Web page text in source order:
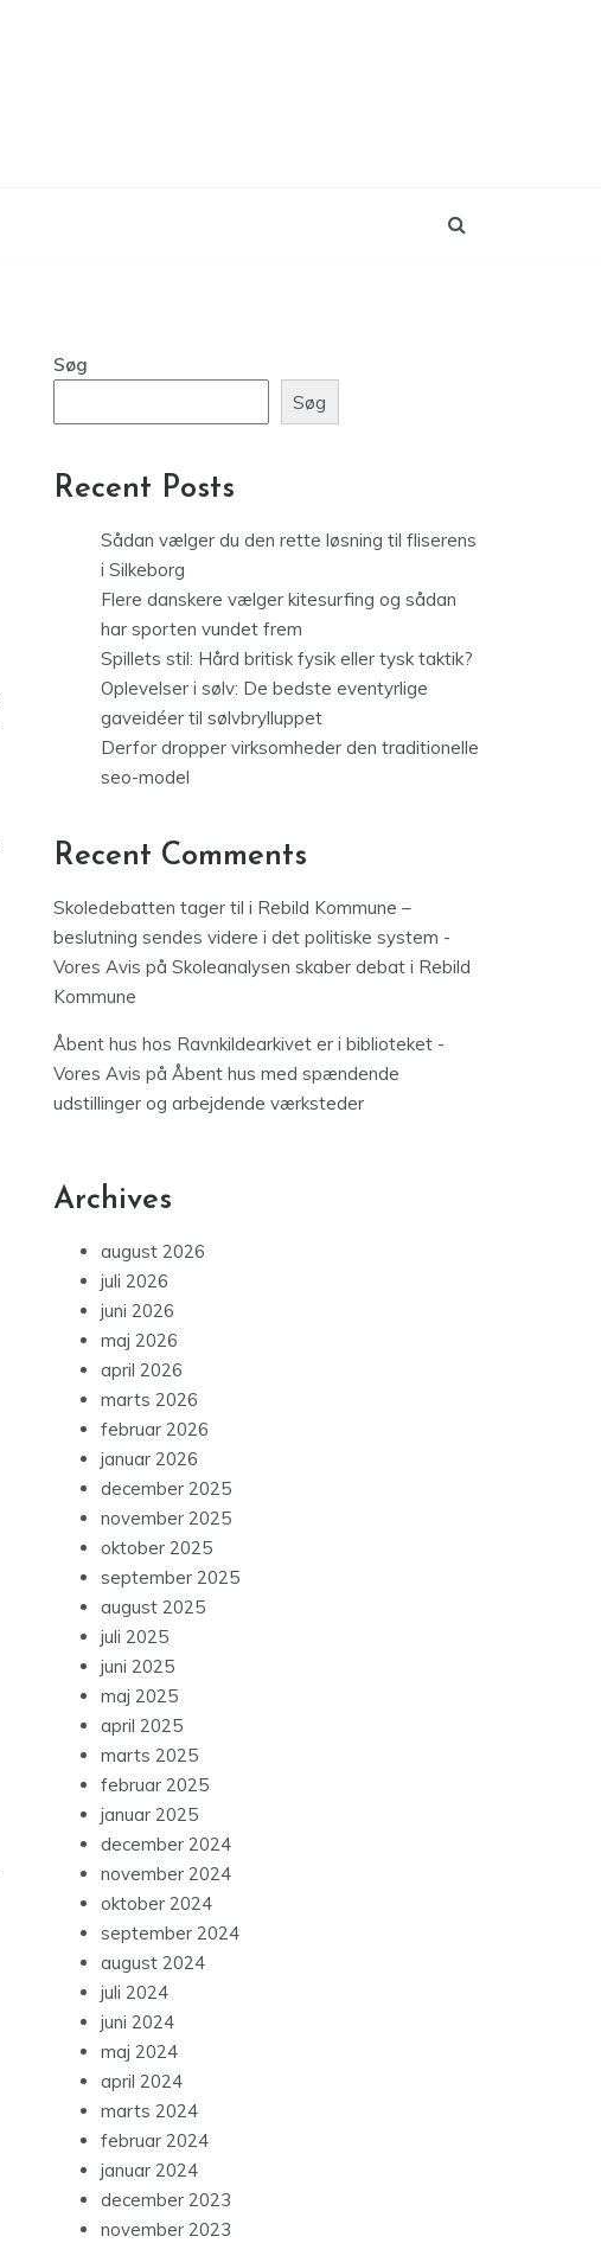
Søg
Søg
Recent Posts
Sådan vælger du den rette løsning til fliserens
i Silkeborg
Flere danskere vælger kitesurfing og sådan
har sporten vundet frem
Spillets stil: Hård britisk fysik eller tysk taktik?
Oplevelser i sølv: De bedste eventyrlige
gaveidéer til sølvbrylluppet
Derfor dropper virksomheder den traditionelle
seo-model
Recent Comments
Skoledebatten tager til i Rebild Kommune –
beslutning sendes videre i det politiske system -
Vores Avis på Skoleanalysen skaber debat i Rebild
Kommune
Åbent hus hos Ravnkildearkivet er i biblioteket -
Vores Avis på Åbent hus med spændende
udstillinger og arbejdende værksteder
Archives
august 2026
juli 2026
juni 2026
maj 2026
april 2026
marts 2026
februar 2026
januar 2026
december 2025
november 2025
oktober 2025
september 2025
august 2025
juli 2025
juni 2025
maj 2025
april 2025
marts 2025
februar 2025
januar 2025
december 2024
november 2024
oktober 2024
september 2024
august 2024
juli 2024
juni 2024
maj 2024
april 2024
marts 2024
februar 2024
januar 2024
december 2023
november 2023